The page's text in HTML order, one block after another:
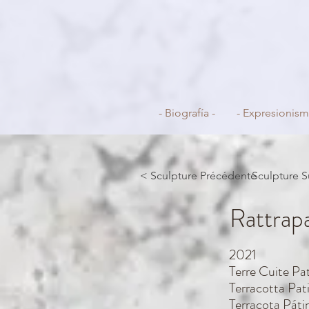
- Biografía - -
< Sculpture PrécédenteSculpture
2021
Terre Cuite
Terracotta
Terracota